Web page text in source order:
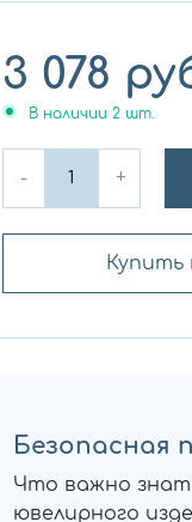
3 078
В наличии 2шт.
- +
Купить
Безопасная
Что важно
ювелирного